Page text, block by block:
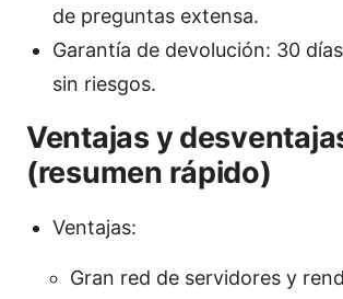
de preguntas extensa.
Garantía de devolución: 30
sin riesgos.
Ventajas y
(resumen rápido)
Ventajas:
Gran red de servidores y